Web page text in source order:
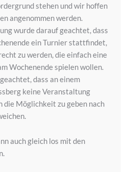
stehen und wir hoffen
angenommen werden.
wurde darauf geachtet, dass
ein Turnier stattfindet,
zu werden, die einfach eine
Wochenende spielen wollen.
dass an einem
keine Veranstaltung
die Möglichkeit zu geben nach
auch gleich los mit den